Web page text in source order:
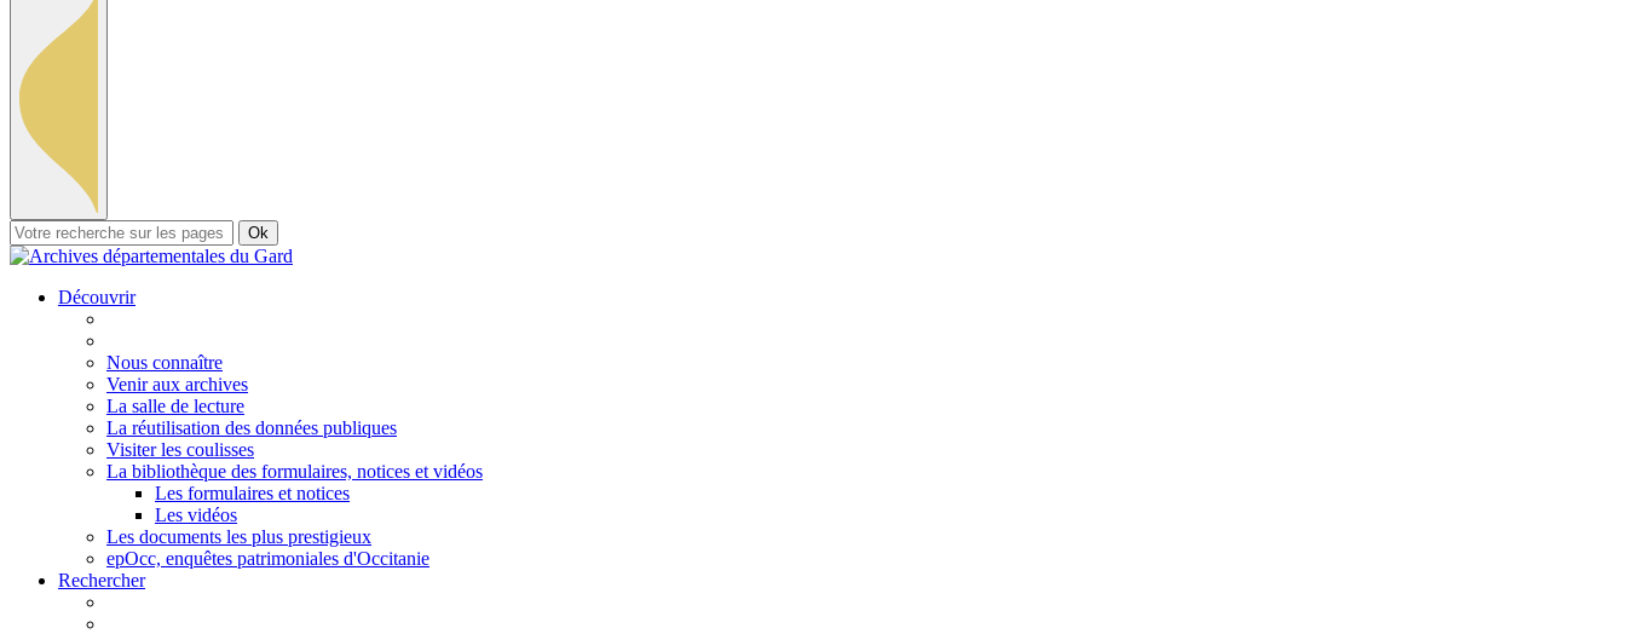
Ok
Découvrir
Nous connaître
Venir aux archives
La salle de lecture
La réutilisation des données publiques
Visiter les coulisses
La bibliothèque des formulaires, notices et vidéos
Les formulaires et notices
Les vidéos
Les documents les plus prestigieux
epOcc, enquêtes patrimoniales d'Occitanie
Rechercher